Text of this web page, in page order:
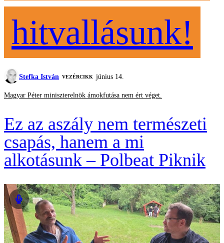
hitvallásunk!
Stefka István VEZÉRCIKK június 14.
Magyar Péter miniszterelnök ámokfutása nem ért véget.
Ez az aszály nem természeti
csapás, hanem a mi
alkotásunk – Polbeat Piknik